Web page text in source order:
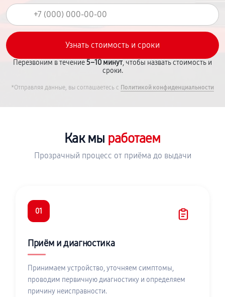
Перезвоним в течение5–10 минут, чтобы назвать стоимость и
сроки.
*Отправляя данные, вы соглашаетесь с Политикой конфиденциальности
Как мы работаем
Прозрачный процесс от приёма до выдачи
01
Приём и диагностика
Принимаем устройство, уточняем симптомы,
проводим первичную диагностику и определяем
причину неисправности.